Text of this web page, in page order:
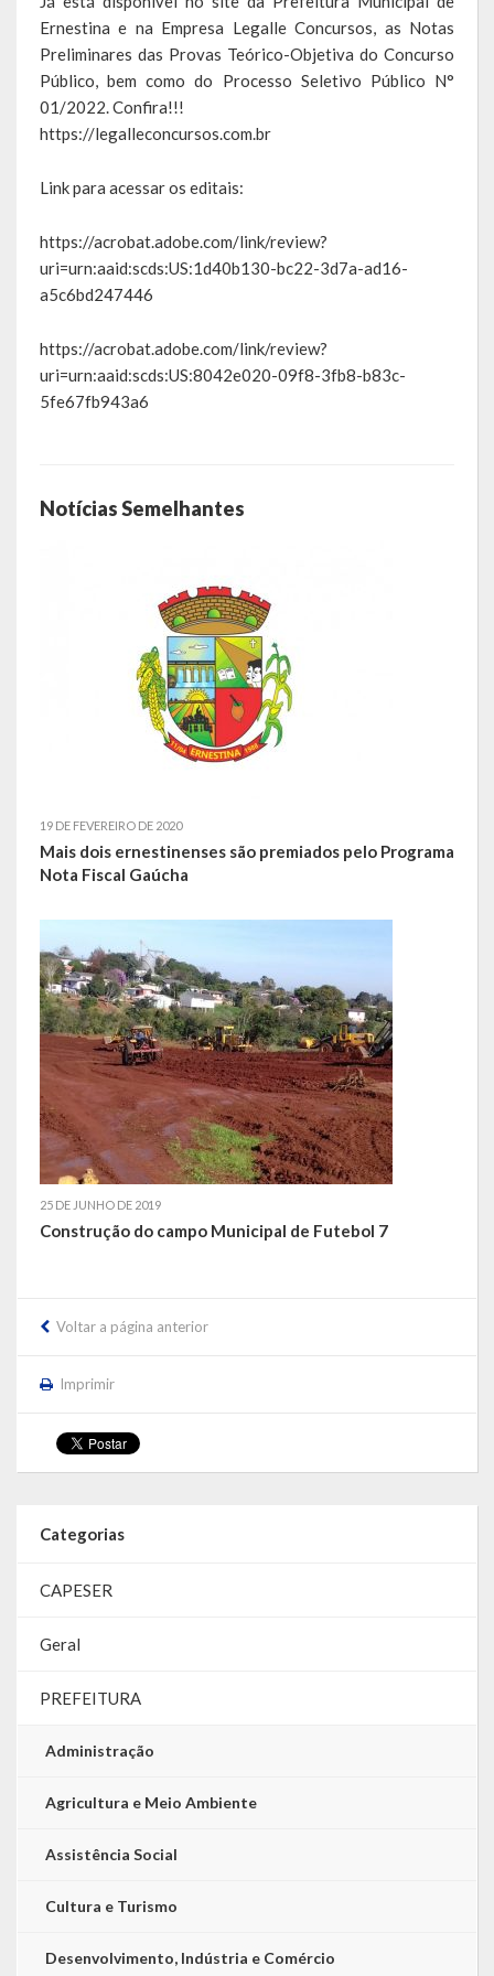
Escola Municipal De Ensino Fundamental Educarte
Escola Municipal De Ensino Fundamental João Alfredo Sachser
Escola Municipal De Ensino Fundamental Osvaldo Cruz
Fazenda
Obras e Viação
Saúde
Serviços Oferecidos pela Secretaria de Saúde
LEIS COMPLEMENTARES
Conselhos Municipais
Editais
Planos
Termos de Compromisso
LRF
RGF – Relatório de Gestão Fiscal
RREO – Relatório Resumido da Execução Orçamentária
LOA – Lei Orçamentária Anual
Ernestina e na Empresa Legalle Concursos, as Notas
Preliminares das Provas Teórico-Objetiva do Concurso
Público, bem como do Processo Seletivo Público N°
01/2022. Confira!!!
https://legalleconcursos.com.br
Link para acessar os editais:
https://acrobat.adobe.com/link/review?
uri=urn:aaid:scds:US:1d40b130-bc22-3d7a-ad16-
a5c6bd247446
https://acrobat.adobe.com/link/review?
uri=urn:aaid:scds:US:8042e020-09f8-3fb8-b83c-
5fe67fb943a6
Notícias Semelhantes
19 DE FEVEREIRO DE 2020
Mais dois ernestinenses são premiados pelo Programa
Nota Fiscal Gaúcha
25 DE JUNHO DE 2019
Construção do campo Municipal de Futebol 7
Voltar a página anterior
Imprimir
Categorias
CAPESER
Geral
PREFEITURA
Administração
Agricultura e Meio Ambiente
Assistência Social
Cultura e Turismo
Desenvolvimento, Indústria e Comércio